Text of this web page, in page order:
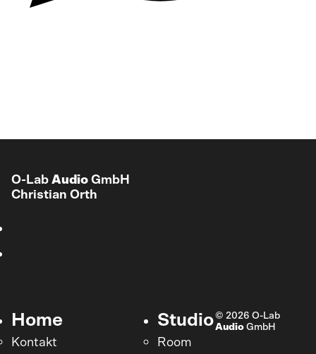
O-Lab Audio GmbH
Christian Orth
Home
Kontakt
Studio
Room
© 2026 O-Lab
Audio GmbH